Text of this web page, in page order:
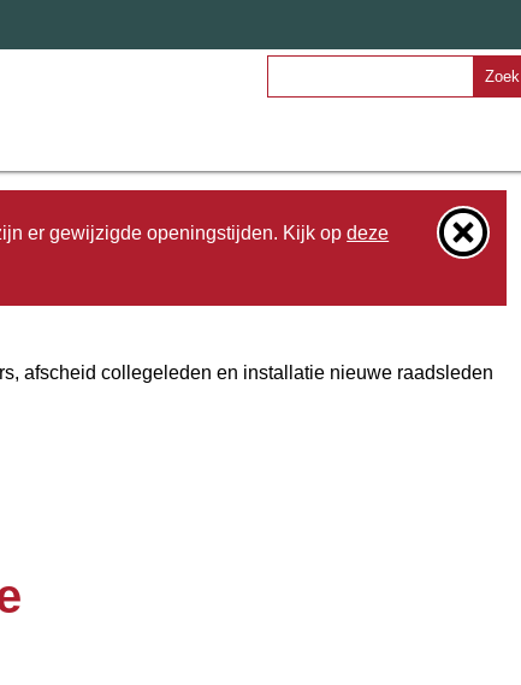
Zoek
er gewijzigde openingstijden. Kijk opdeze
afscheid collegeleden en installatie nieuwe raadsleden